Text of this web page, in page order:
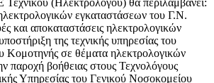
εγκαταστάσεων του Γ.Ν.
και αποκαταστάσεις ηλεκτρολογικών
της τεχνικής υπηρεσίας του
Κομοτηνής σε θέματα ηλεκτρολογικών
παροχή βοήθειας στους Τεχνολόγους
Υπηρεσίας του Γενικού Νοσοκομείου